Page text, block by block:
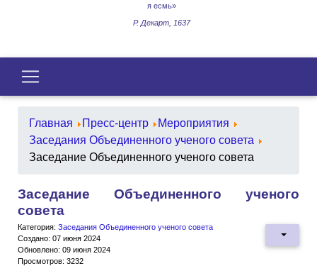
я есмь»
Р. Декарт, 1637
Главная Пресс-центр
Мероприятия
Заседания Объединенного ученого совета
Заседание Объединенного ученого совета
Заседание Объединенного ученого
совета
Категория: Заседания Объединенного ученого совета
Создано: 07 июня 2024
Обновлено: 09 июня 2024
Просмотров: 3232